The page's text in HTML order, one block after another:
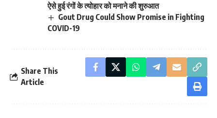
ऐसे हुई रंगों के त्योहार को मनाने की शुरुआत
Gout Drug Could Show Promise in Fighting
COVID-19
Share This
Article